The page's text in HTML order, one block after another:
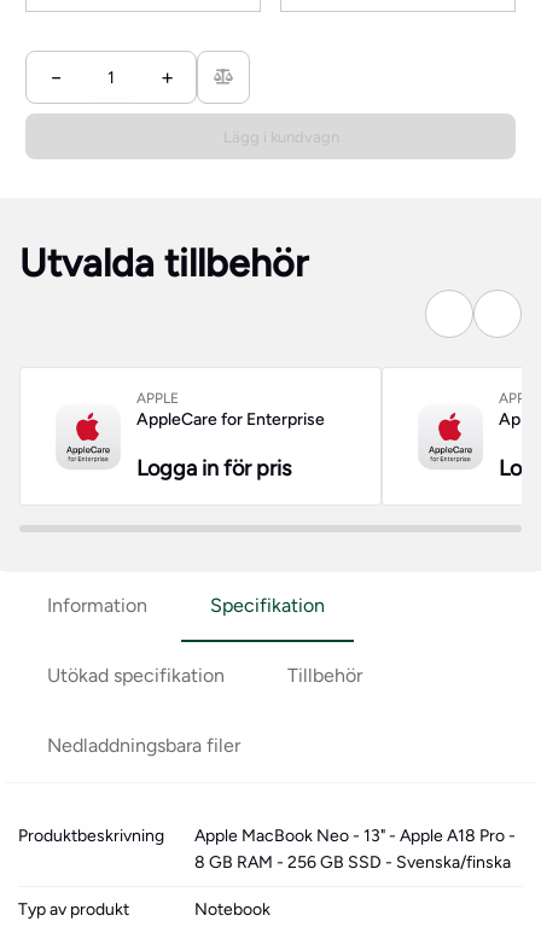
− +
Lägg i kundvagn
Utvalda tillbehör
APPLE
AppleCare for Enterprise
Logga in för pris
APPLE
Information Specifikation
Utökad specifikation Tillbehör
Nedladdningsbara filer
Produktbeskrivning
Apple MacBook Neo - 13" - Apple A18 Pro -
8 GB RAM - 256 GB SSD - Svenska/finska
Typ av produkt Notebook